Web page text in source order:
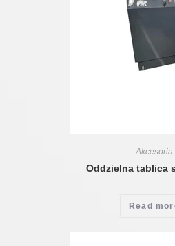
Akcesoria
Oddzielna tablica
Read